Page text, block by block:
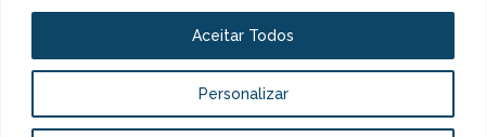
Personalizar
Aceitar Todos
Todos os direitos revervados. Conheça a nossa
Política de Privacidadeaqui
Livro de Elogios, Sugestões e Reclamações
Canal de Denúncias